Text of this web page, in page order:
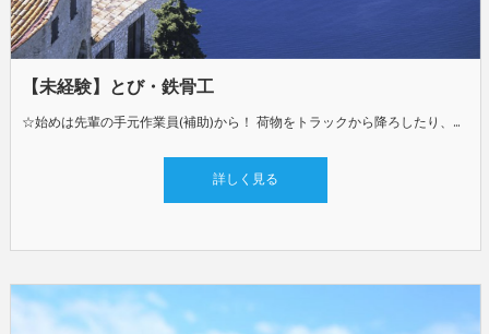
【未経験】とび・鉄骨工
☆始めは先輩の手元作業員(補助)から！ 荷物をトラックから降ろしたり、長い資材を先輩と一緒に運んだりといった補助からスタート！徐々に段階を踏んで指導します◎ やりがいは、言葉では語れません！1～2ヶ月後には、この仕事の面白さが必ず分かります◎ ☆車いじりやプラモデル好きに最適◎ そんな方が今も多数活躍中(笑) ☆現在は30代が3名おり、仕事帰りに飲み会をしたりと、上下関係もなく仲良く働いています◎
詳しく見る